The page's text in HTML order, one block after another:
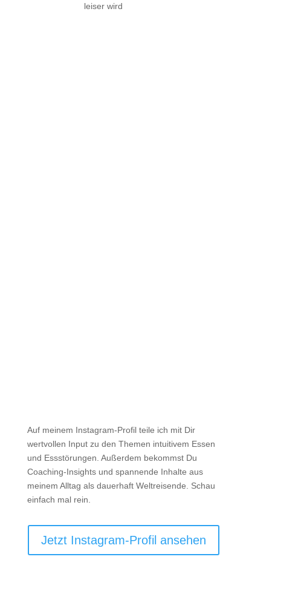
leiser wird
Auf meinem Instagram-Profil teile ich mit Dir
wertvollen Input zu den Themen intuitivem Essen
und Essstörungen. Außerdem bekommst Du
Coaching-Insights und spannende Inhalte aus
meinem Alltag als dauerhaft Weltreisende. Schau
einfach mal rein.
Jetzt Instagram-Profil ansehen